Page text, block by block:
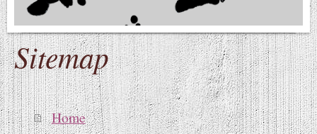
Sitemap
Home